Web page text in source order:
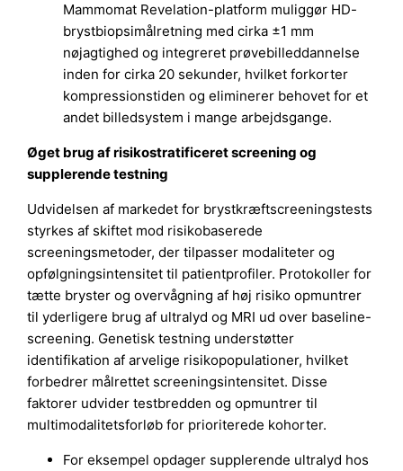
Mammomat Revelation-platform muliggør HD-
brystbiopsimålretning med cirka ±1 mm
nøjagtighed og integreret prøvebilleddannelse
inden for cirka 20 sekunder, hvilket forkorter
kompressionstiden og eliminerer behovet for et
andet billedsystem i mange arbejdsgange.
Øget brug af risikostratificeret screening og
supplerende testning
Udvidelsen af markedet for brystkræftscreeningstests
styrkes af skiftet mod risikobaserede
screeningsmetoder, der tilpasser modaliteter og
opfølgningsintensitet til patientprofiler. Protokoller for
tætte bryster og overvågning af høj risiko opmuntrer
til yderligere brug af ultralyd og MRI ud over baseline-
screening. Genetisk testning understøtter
identifikation af arvelige risikopopulationer, hvilket
forbedrer målrettet screeningsintensitet. Disse
faktorer udvider testbredden og opmuntrer til
multimodalitetsforløb for prioriterede kohorter.
For eksempel opdager supplerende ultralyd hos